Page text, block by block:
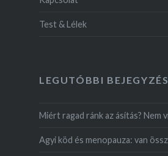
Test & Lélek
LEGUTÓBBI
Miért ragad ránk az ásítás? Nem
Agyi köd és menopauza: van